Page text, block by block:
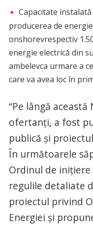
Capacitate
producerea de
onshorevrespectiv
energie electrică din
ambelevca urmare a
care va avea loc în
“Pe lângă
ofertanți, a fost
publică și
În următoarele
Ordinul de
regulile detaliate
proiectul privind
Energiei și